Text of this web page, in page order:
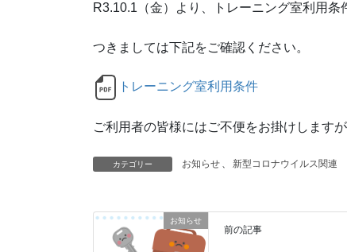
R3.10.1（金）より、トレーニング室利用条
つきましては下記をご確認ください。
トレーニング室利用条件
ご利用者の皆様にはご不便をお掛けします
カテゴリー お知らせ 、 新型コロナウイルス関連
お知らせ
前の記事